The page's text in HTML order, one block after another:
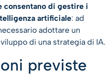
consentano di gestire i
artificiale: ad
adottare un
di una strategia di IA.
previste